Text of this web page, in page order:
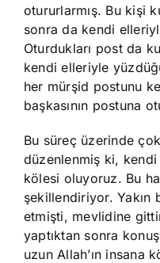
otururlarmış. Bu kişi
sonra da kendi
Oturdukları post da
kendi elleriyle
her mürşid postunu
başkasının postuna
Bu süreç üzerinde
düzenlenmiş ki, kendi
kölesi oluyoruz. Bu
şekillendiriyor. Yakın
etmişti, mevlidine
yaptıktan sonra
uzun Allah’ın insana